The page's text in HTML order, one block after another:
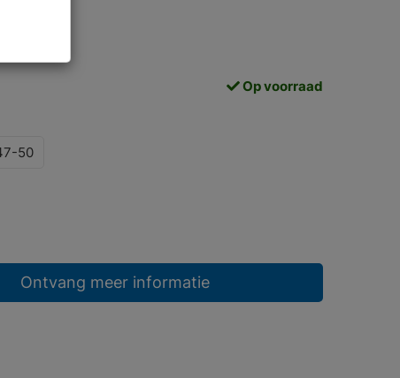
Op voorraad
50
Ontvang meer informatie